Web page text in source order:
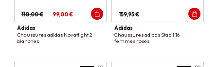
110,00 € 99,00 €
Adidas
Chaussures adidas Novaflight 2
blanches
159,95 €
Adidas
Chaussures adidas Stabil 16
femmes roses